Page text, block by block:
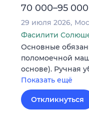
70 000–95 000
29 июля 2026
Фасилити
Основные
поломоечной
основе). Ручная
Показать ещё
Откликнуться